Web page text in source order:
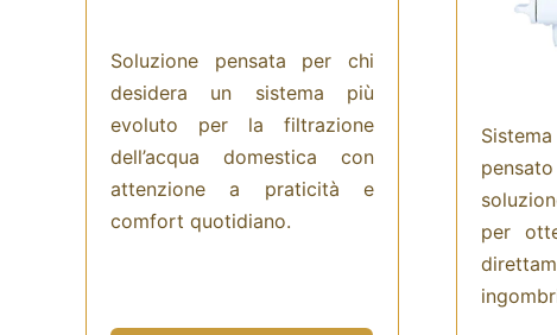
Soluzione pensata per chi
desidera un sistema più
evoluto per la filtrazione
dell’acqua domestica con
attenzione a praticità e
comfort quotidiano.
per